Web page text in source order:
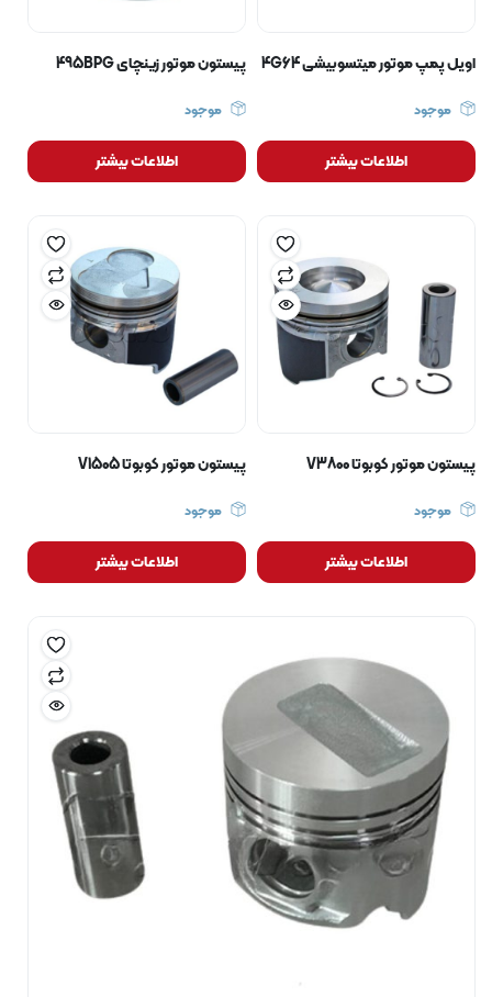
اویل پمپ موتور میتسوبیشی 4G64
موجود
اطلاعات بیشتر
پیستون موتور زینچای 495BPG
موجود
اطلاعات بیشتر
پیستون موتور کوبوتا V3800
موجود
اطلاعات بیشتر
پیستون موتور کوبوتا V1505
موجود
اطلاعات بیشتر